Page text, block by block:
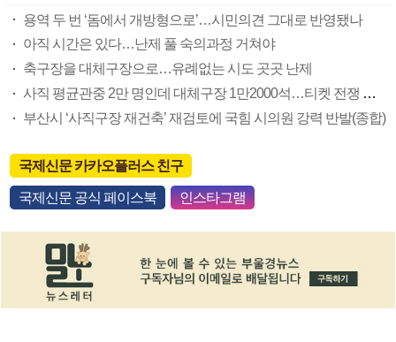
용역 두 번 ‘돔에서 개방형으로’…시민의견 그대로 반영됐나
아직 시간은 있다…난제 풀 숙의과정 거쳐야
축구장을 대체구장으로…유례없는 시도 곳곳 난제
사직 평균관중 2만 명인데 대체구장 1만2000석…티켓 전쟁 불 보듯
부산시 ‘사직구장 재건축’ 재검토에 국힘 시의원 강력 반발(종합)
국제신문 카카오플러스 친구
국제신문 공식 페이스북 인스타그램